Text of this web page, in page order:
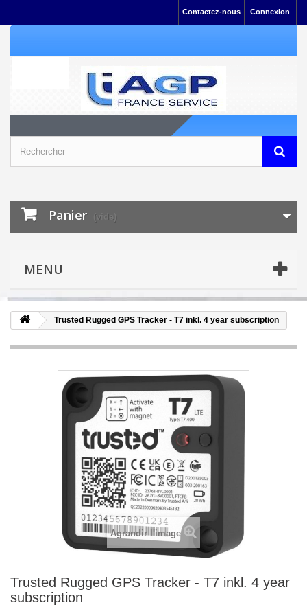
Connexion
Contactez-nous
Panier (vide)
MENU
Trusted Rugged GPS Tracker - T7 inkl. 4 year subscription
Agrandir l'image
Trusted Rugged GPS Tracker - T7 inkl. 4 year
subscription